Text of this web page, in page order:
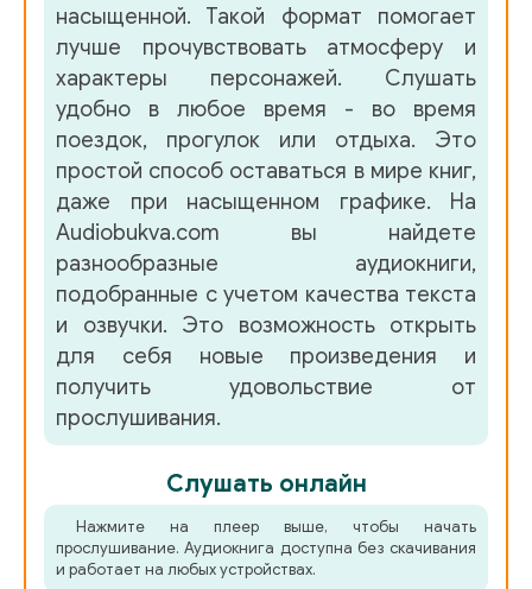
насыщенной. Такой формат помогает
лучше прочувствовать атмосферу и
характеры персонажей. Слушать
удобно в любое время - во время
поездок, прогулок или отдыха. Это
простой способ оставаться в мире книг,
даже при насыщенном графике. На
Audiobukva.com вы найдете
разнообразные аудиокниги,
подобранные с учетом качества текста
и озвучки. Это возможность открыть
для себя новые произведения и
получить удовольствие от
прослушивания.
Слушать онлайн
Нажмите на плеер выше, чтобы начать
прослушивание. Аудиокнига доступна без скачивания
и работает на любых устройствах.